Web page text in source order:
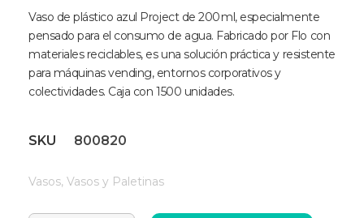
Vaso de plástico azul Project de 200 ml, especialmente
pensado para el consumo de agua. Fabricado por Flo con
materiales reciclables, es una solución práctica y resistente
para máquinas vending, entornos corporativos y
colectividades. Caja con 1500 unidades.
SKU 800820
Vasos, Vasos y Paletinas